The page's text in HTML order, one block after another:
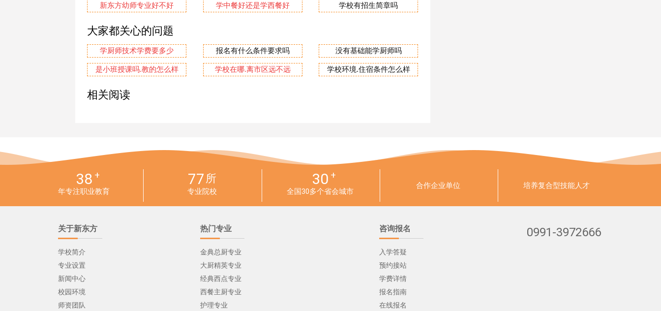
新东方幼师专业好不好 学中餐好还是学西餐好 学校有招生简章吗
大家都关心的问题
学厨师技术学费要多少 报名有什么条件要求吗 没有基础能学厨师吗
是小班授课吗.教的怎么样 学校在哪.离市区远不远 学校环境.住宿条件怎么样
相关阅读
38 +
年专注职业教育
77 所
专业院校
30 +
全国30多个省会城市
合作企业单位 培养复合型技能人才
关于新东方
学校简介
专业设置
新闻中心
校园环境
师资团队
热门专业
金典总厨专业
大厨精英专业
经典西点专业
西餐主厨专业
护理专业
咨询报名
入学答疑
预约接站
学费详情
报名指南
在线报名
0991-3972666